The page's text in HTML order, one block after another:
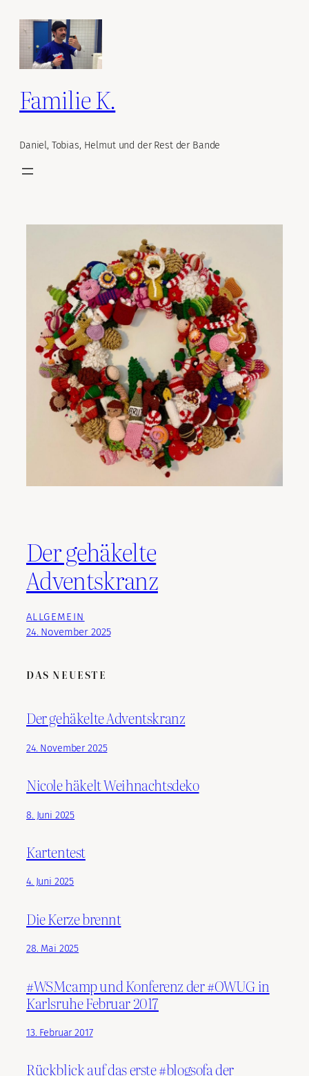
Inhalt
springen
Familie K.
Daniel, Tobias, Helmut und der Rest der Bande
Der gehäkelte
Adventskranz
ALLGEMEIN
24. November 2025
DAS NEUESTE
Der gehäkelte Adventskranz
24. November 2025
Nicole häkelt Weihnachtsdeko
8. Juni 2025
Kartentest
4. Juni 2025
Die Kerze brennt
28. Mai 2025
#WSMcamp und Konferenz der #OWUG in
Karlsruhe Februar 2017
13. Februar 2017
Rückblick auf das erste #blogsofa der